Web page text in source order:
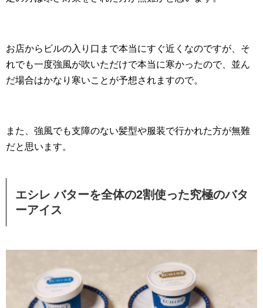
お店からビルの入り口まで本当にすぐ近くなのですが、そ
れでも一度強風が吹いただけで本当に寒かったので、並ん
だ場合はかなり寒いことが予想されますので。
また、強風でも支障のない髪型や服装で行かれた方が無難
だと思います。
エシレ バターを全体の2割使った究極のバタ
ーアイス